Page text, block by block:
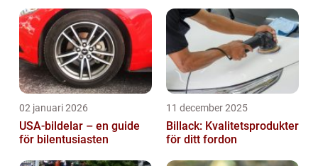
02 januari 2026
USA-bildelar – en guide
för bilentusiasten
11 december 2025
Billack: Kvalitetsprodukter
för ditt fordon